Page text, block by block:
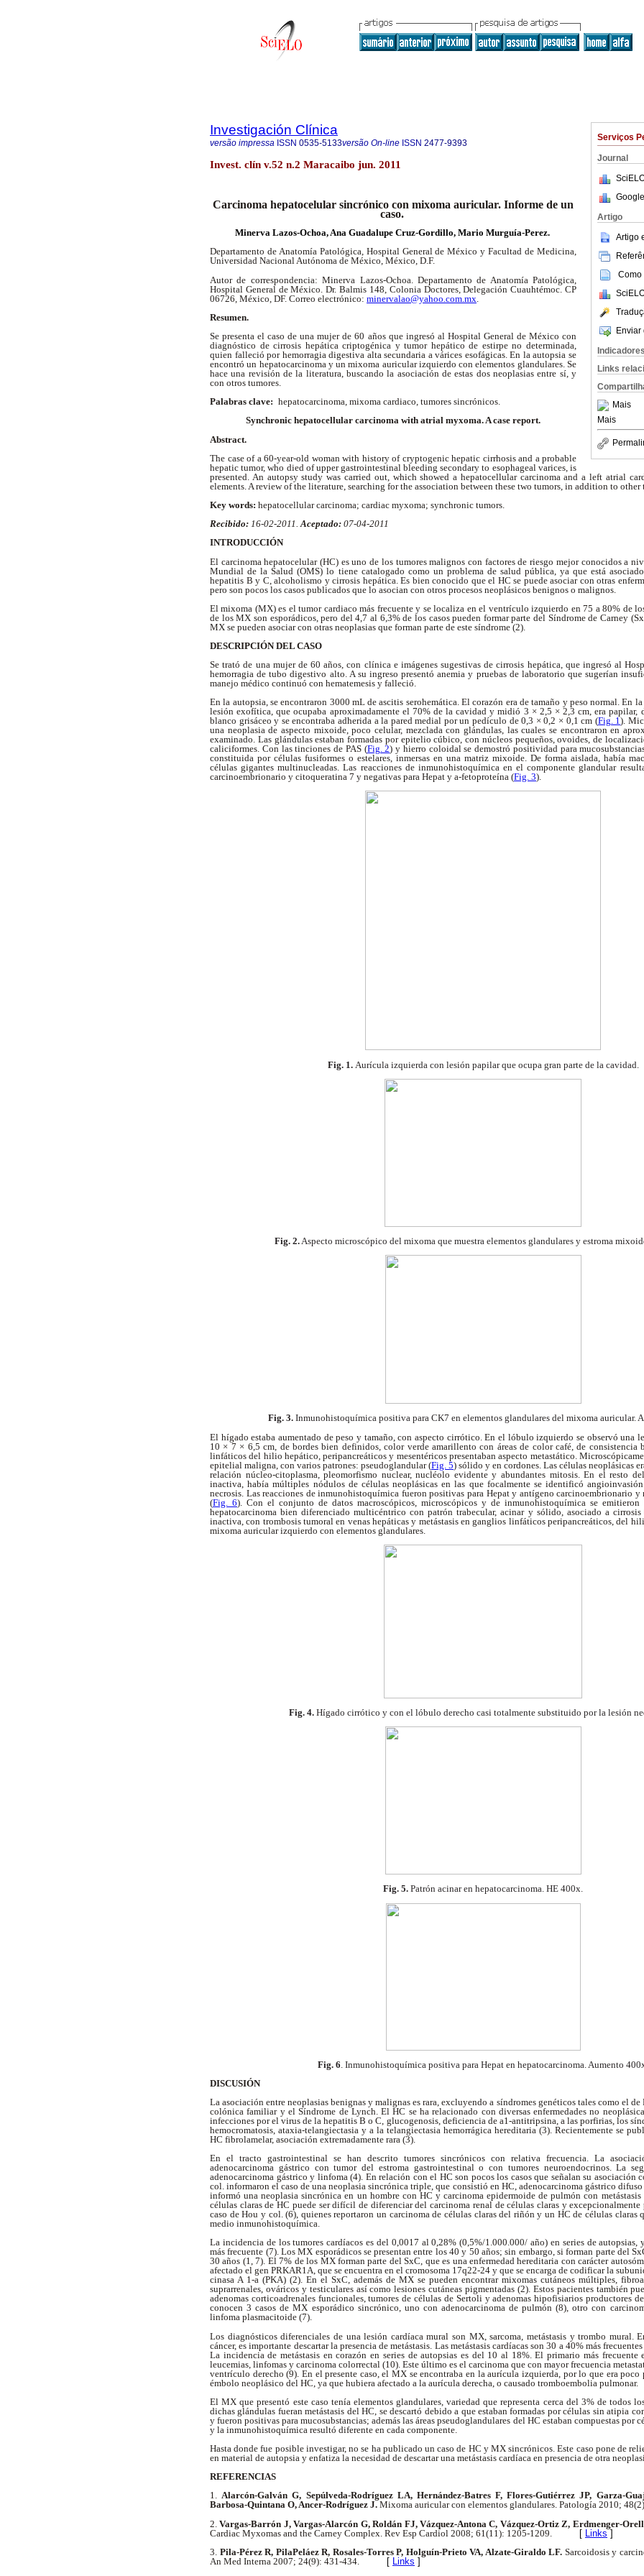
Serviços
Journal
Artigo
Artigo
Como
Enviar
Indicadores
Links
Mais
Mais
Investigación Clínica
versão impressa ISSN 0535-5133versão On-line ISSN 2477-9393
Invest. clín v.52 n.2 Maracaibo jun. 2011
Carcinoma hepatocelular sincrónico con mixoma auricular. Informe de un
caso.
Minerva Lazos-Ochoa, Ana Guadalupe Cruz-Gordillo, Mario Murguía-Perez.
Departamento de Anatomía Patológica, Hospital General de México y Facultad de Medicina,
Universidad Nacional Autónoma de México, México, D.F.
Autor de correspondencia: Minerva Lazos-Ochoa. Departamento de Anatomía Patológica,
Hospital General de México. Dr. Balmis 148, Colonia Doctores, Delegación Cuauhtémoc. CP
06726, México, DF. Correo electrónico: minervalao@yahoo.com.mx
Resumen.
Se presenta el caso de una mujer de 60 años que ingresó al Hospital General de México con
diagnóstico de cirrosis hepática criptogénica y tumor hepático de estirpe no determinada,
quien falleció por hemorragia digestiva alta secundaria a várices esofágicas. En la autopsia se
encontró un hepatocarcinoma y un mixoma auricular izquierdo con elementos glandulares. Se
hace una revisión de la literatura, buscando la asociación de estas dos neoplasias entre sí, y
con otros tumores.
Palabras clave: hepatocarcinoma, mixoma cardiaco, tumores sincrónicos.
Synchronic hepatocellular carcinoma with atrial myxoma. A case report.
Abstract.
The case of a 60-year-old woman with history of cryptogenic hepatic cirrhosis and a probable
hepatic tumor, who died of upper gastrointestinal bleeding secondary to esophageal varices, is
presented. An autopsy study was carried out, which showed a hepatocellular carcinoma and a left atrial
elements. A review of the literature, searching for the association between these two tumors, in addition to other
Key words: hepatocellular carcinoma; cardiac myxoma; synchronic tumors.
Recibido: 16-02-2011.Aceptado: 07-04-2011
INTRODUCCIÓN
El carcinoma hepatocelular (HC) es uno de los tumores malignos con factores de riesgo mejor conocidos a
Mundial de la Salud (OMS) lo tiene catalogado como un problema de salud pública, ya que está
hepatitis B y C, alcoholismo y cirrosis hepática. Es bien conocido que el HC se puede asociar con otras
pero son pocos los casos publicados que lo asocian con otros procesos neoplásicos benignos o malignos.
El mixoma (MX) es el tumor cardiaco más frecuente y se localiza en el ventrículo izquierdo en 75 a 80% de
de los MX son esporádicos, pero del 4,7 al 6,3% de los casos pueden formar parte del Síndrome de Carney
MX se pueden asociar con otras neoplasias que forman parte de este síndrome (2).
DESCRIPCIÓN DEL CASO
Se trató de una mujer de 60 años, con clínica e imágenes sugestivas de cirrosis hepática, que ingresó al
hemorragia de tubo digestivo alto. A su ingreso presentó anemia y pruebas de laboratorio que sugerían
manejo médico continuó con hematemesis y falleció.
En la autopsia, se encontraron 3000 mL de ascitis serohemática. El corazón era de tamaño y peso normal. En
lesión exofítica, que ocupaba aproximadamente el 70% de la cavidad y midió 3 × 2,5 × 2,3 cm, era papilar,
blanco grisáceo y se encontraba adherida a la pared medial por un pedículo de 0,3 × 0,2 × 0,1 cm (Fig. 1).
una neoplasia de aspecto mixoide, poco celular, mezclada con glándulas, las cuales se encontraron en
examinado. Las glándulas estaban formadas por epitelio cúbico, con núcleos pequeños, ovoides, de
caliciformes. Con las tinciones de PAS (Fig. 2) y hierro coloidal se demostró positividad para
constituida por células fusiformes o estelares, inmersas en una matriz mixoide. De forma aislada, había
células gigantes multinucleadas. Las reacciones de inmunohistoquímica en el componente glandular
carcinoembrionario y citoqueratina 7 y negativas para Hepat y a-fetoproteína (Fig. 3).
Fig. 1. Aurícula izquierda con lesión papilar que ocupa gran parte de la cavidad.
Fig. 2.Aspecto microscópico del mixoma que muestra elementos glandulares y estroma
Fig. 3. Inmunohistoquímica positiva para CK7 en elementos glandulares del mixoma auricular.
El hígado estaba aumentado de peso y tamaño, con aspecto cirrótico. En el lóbulo izquierdo se observó una
10 × 7 × 6,5 cm, de bordes bien definidos, color verde amarillento con áreas de color café, de consistencia
linfáticos del hilio hepático, peripancreáticos y mesentéricos presentaban aspecto metastático.
epitelial maligna, con varios patrones: pseudoglandular (Fig. 5) sólido y en cordones. Las células neoplásicas
relación núcleo-citoplasma, pleomorfismo nuclear, nucléolo evidente y abundantes mitosis. En el resto
inactiva, había múltiples nódulos de células neoplásicas en las que focalmente se identificó angioinvasión
necrosis. Las reacciones de inmunohistoquímica fueron positivas para Hepat y antígeno carcinoembrionario y
(Fig. 6). Con el conjunto de datos macroscópicos, microscópicos y de inmunohistoquímica se emitieron
hepatocarcinoma bien diferenciado multicéntrico con patrón trabecular, acinar y sólido, asociado a
inactiva, con trombosis tumoral en venas hepáticas y metástasis en ganglios linfáticos peripancreáticos, del
mixoma auricular izquierdo con elementos glandulares.
Fig. 4.Hígado cirrótico y con el lóbulo derecho casi totalmente substituido por la lesión
Fig. 5. Patrón acinar en hepatocarcinoma. HE 400x.
Fig. 6 . Inmunohistoquímica positiva para Hepat en hepatocarcinoma. Aumento
DISCUSIÓN
La asociación entre neoplasias benignas y malignas es rara, excluyendo a síndromes genéticos tales como el
colónica familiar y el Síndrome de Lynch. El HC se ha relacionado con diversas enfermedades no
infecciones por el virus de la hepatitis B o C, glucogenosis, deficiencia de a1-antitripsina, a las porfirias, los
hemocromatosis, ataxia-telangiectasia y a la telangiectasia hemorrágica hereditaria (3). Recientemente se
HC fibrolamelar, asociación extremadamente rara (3).
En el tracto gastrointestinal se han descrito tumores sincrónicos con relativa frecuencia. La
adenocarcinoma gástrico con tumor del estroma gastrointestinal o con tumores neuroendocrinos. La
adenocarcinoma gástrico y linfoma (4). En relación con el HC son pocos los casos que señalan su asociación
col. informaron el caso de una neoplasia sincrónica triple, que consistió en HC, adenocarcinoma gástrico
informó una neoplasia sincrónica en un hombre con HC y carcinoma epidermoide de pulmón con
células claras de HC puede ser difícil de diferenciar del carcinoma renal de células claras y
caso de Hou y col. (6), quienes reportaron un carcinoma de células claras del riñón y un HC de células claras
medio inmunohistoquímica.
La incidencia de los tumores cardíacos es del 0,0017 al 0,28% (0,5%/1.000.000/ año) en series de autopsias,
más frecuente (7). Los MX esporádicos se presentan entre los 40 y 50 años; sin embargo, si forman parte del
30 años (1, 7). El 7% de los MX forman parte del SxC, que es una enfermedad hereditaria con carácter
afectado el gen PRKAR1A, que se encuentra en el cromosoma 17q22-24 y que se encarga de codificar la
cinasa A 1-a (PKA) (2). En el SxC, además de MX se pueden encontrar mixomas cutáneos múltiples,
suprarrenales, ováricos y testiculares así como lesiones cutáneas pigmentadas (2). Estos pacientes también
adenomas corticoadrenales funcionales, tumores de células de Sertoli y adenomas hipofisiarios productores
conocen 3 casos de MX esporádico sincrónico, uno con adenocarcinoma de pulmón (8), otro con
linfoma plasmacitoide (7).
Los diagnósticos diferenciales de una lesión cardíaca mural son MX, sarcoma, metástasis y trombo mural.
cáncer, es importante descartar la presencia de metástasis. Las metástasis cardíacas son 30 a 40% más
La incidencia de metástasis en corazón en series de autopsias es del 10 al 18%. El primario más frecuente
leucemias, linfomas y carcinoma colorrectal (10). Este último es el carcinoma que con mayor frecuencia
ventrículo derecho (9). En el presente caso, el MX se encontraba en la aurícula izquierda, por lo que era poco
émbolo neoplásico del HC, ya que hubiera afectado a la aurícula derecha, o causado tromboembolia pulmonar.
El MX que presentó este caso tenía elementos glandulares, variedad que representa cerca del 3% de todos
dichas glándulas fueran metástasis del HC, se descartó debido a que estaban formadas por células sin atipia
y fueron positivas para mucosubstancias; además las áreas pseudoglandulares del HC estaban compuestas por
y la inmunohistoquímica resultó diferente en cada componente.
Hasta donde fue posible investigar, no se ha publicado un caso de HC y MX sincrónicos. Este caso pone de
en material de autopsia y enfatiza la necesidad de descartar una metástasis cardíaca en presencia de otra
REFERENCIAS
1.Alarcón-Galván G, Sepúlveda-Rodríguez LA, Hernández-Batres F, Flores-Gutiérrez JP, Garza-
Barbosa-Quintana O, Ancer-Rodríguez J. Mixoma auricular con elementos glandulares. Patología 2010;
2.Vargas-Barrón J, Vargas-Alarcón G, Roldán FJ, Vázquez-Antona C, Vázquez-Ortiz Z, Erdmenger-
Cardiac Myxomas and the Carney Complex. Rev Esp Cardiol 2008; 61(11): 1205-1209.
[ Links]
3. Pila-Pérez R, PilaPeláez R, Rosales-Torres P, Holguín-Prieto VA, Alzate-Giraldo LF. Sarcoidosis y
An Med Interna 2007; 24(9): 431-434.
[ Links ]